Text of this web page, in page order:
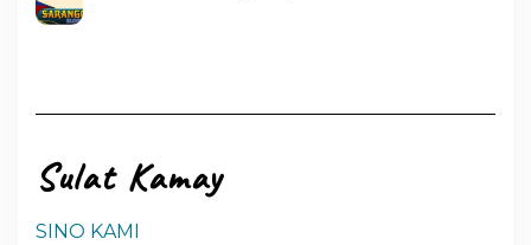
Sulat Kamay
SINO KAMI